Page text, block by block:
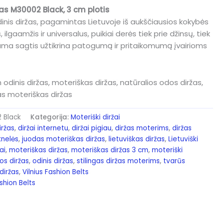
M30002 Black, 3 cm plotis
diržas, pagamintas Lietuvoje iš aukščiausios kokybės
ir universalus, puikiai derės tiek prie džinsų, tiek
sagtis užtikrina patogumą ir pritaikomumą įvairioms
diržas, moteriškas diržas, natūralios odos diržas,
moteriškas diržas
Black Kategorija:Moteriški diržai
,diržai internetu,diržai pigiau,diržas moterims,diržas
,juodas moteriškas diržas,lietuviškas diržas,Lietuviški
,moteriškas diržas,moteriškas diržas 3 cm,moteriški
diržas,odinis diržas,stilingas diržas moterims, tvarūs
,Vilnius Fashion Belts
Belts